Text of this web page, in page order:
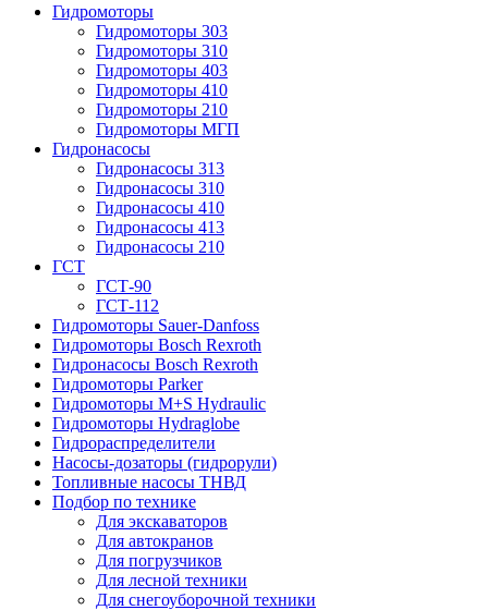
Гидромоторы
Гидромоторы 303
Гидромоторы 310
Гидромоторы 403
Гидромоторы 410
Гидромоторы 210
Гидромоторы МГП
Гидронасосы
Гидронасосы 313
Гидронасосы 310
Гидронасосы 410
Гидронасосы 413
Гидронасосы 210
ГСТ
ГСТ-90
ГСТ-112
Гидромоторы Sauer-Danfoss
Гидромоторы Bosch Rexroth
Гидронасосы Bosch Rexroth
Гидромоторы Parker
Гидромоторы M+S Hydraulic
Гидромоторы Hydraglobe
Гидрораспределители
Насосы-дозаторы (гидрорули)
Топливные насосы ТНВД
Подбор по технике
Для экскаваторов
Для автокранов
Для погрузчиков
Для лесной техники
Для снегоуборочной техники